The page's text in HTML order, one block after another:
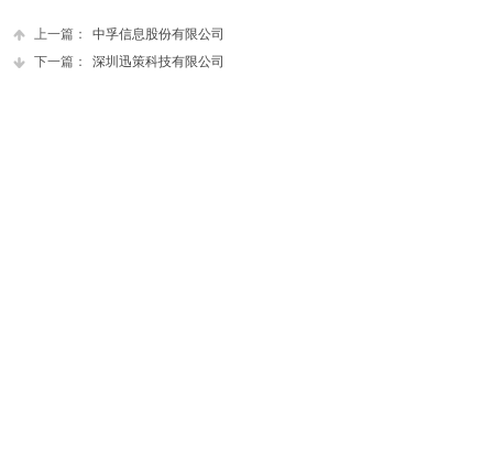
上一篇：
中孚信息股份有限公司
下一篇：
深圳迅策科技有限公司